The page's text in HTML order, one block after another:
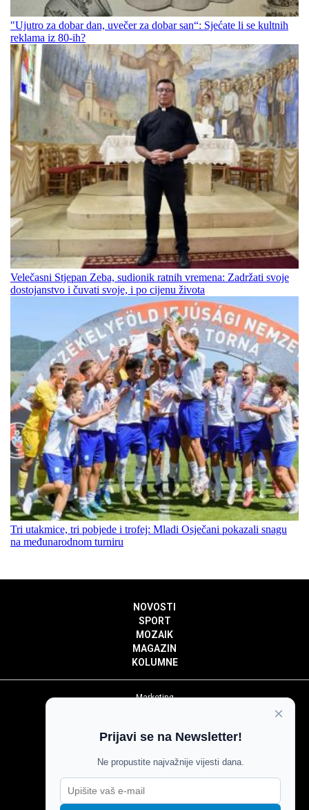
"Ujutro za dobar dan, uvečer za dobar san“: Sjećate li se kultnih
reklama iz 80-ih?
Velečasni Stjepan Zeba, sudionik ratnih vremena: Zadržati svoje
dostojanstvo i čuvati svoje, i po cijenu života
Tri utakmice, tri pobjede i trofej: Mladi Osječani pokazali snagu
na međunarodnom turniru
NOVOSTI
SPORT
MOZAIK
MAGAZIN
KOLUMNE
Marketing
Impressum
Pravila komentiranja
Agroglas
×
Prijavi se na Newsletter!
Ne propustite najvažnije vijesti dana.